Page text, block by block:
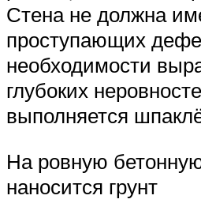
Стена не должна
проступающих
необходимости
глубоких
выполняется
На ровную
наносится грунт